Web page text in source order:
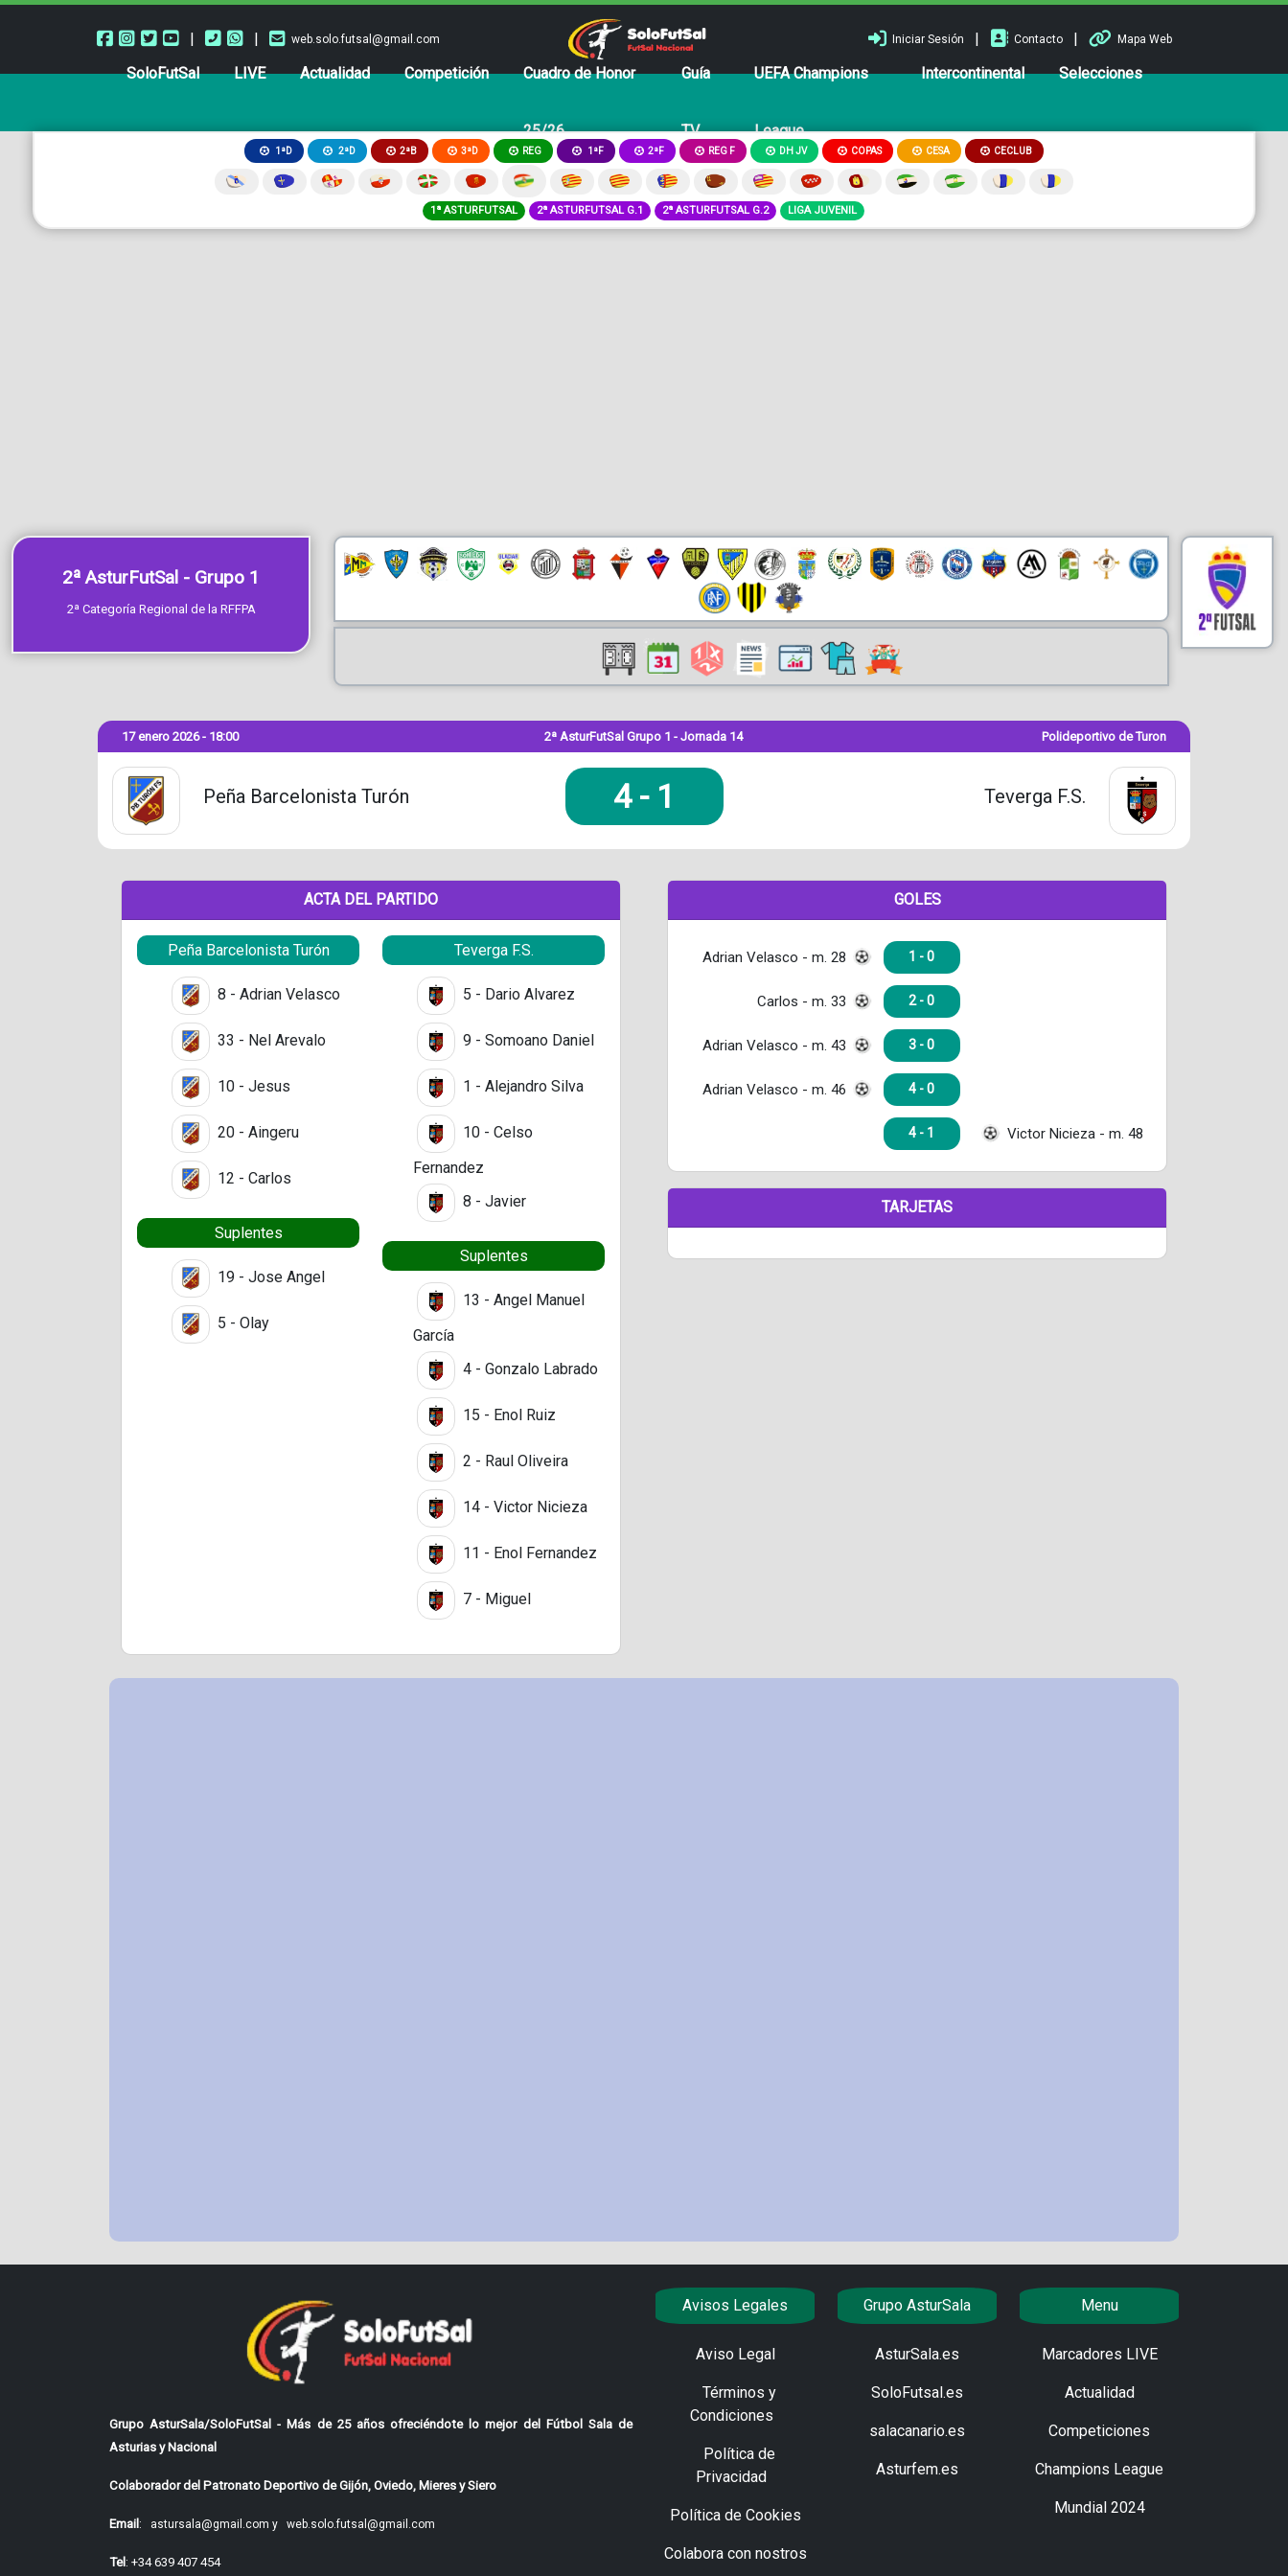
| | web.solo.futsal@gmail.com Iniciar Sesión | Contacto | Mapa Web
SoloFutSal LIVE Actualidad Competición Cuadro de Honor
25/26
Guía
TV
UEFA Champions
League
Intercontinental Selecciones
1ªD 2ªD 2ªB 3ªD REG 1ªF 2ªF REG F DH JV COPAS CESA CECLUB
1ª ASTURFUTSAL 2ª ASTURFUTSAL G.1 2ª ASTURFUTSAL G.2 LIGA JUVENIL
2ª AsturFutSal - Grupo 1
2ª Categoría Regional de la RFFPA
17 enero 2026 - 18:00 2ª AsturFutSal Grupo 1 - Jornada 14 Polideportivo de Turon
Peña Barcelonista Turón 4- 1 Teverga F.S.
ACTA DEL PARTIDO
Peña Barcelonista Turón
8 - Adrian Velasco
33 - Nel Arevalo
10 - Jesus
20 - Aingeru
12 - Carlos
Suplentes
19 - Jose Angel
5 - Olay
Teverga F.S.
5 - Dario Alvarez
9 - Somoano Daniel
1 - Alejandro Silva
10 - Celso
Fernandez
8 - Javier
Suplentes
13 - Angel Manuel
García
4 - Gonzalo Labrado
15 - Enol Ruiz
2 - Raul Oliveira
14 - Victor Nicieza
11 - Enol Fernandez
7 - Miguel
GOLES
Adrian Velasco - m. 28 1 - 0
Carlos - m. 33 2 - 0
Adrian Velasco - m. 43 3 - 0
Adrian Velasco - m. 46 4 - 0
4 - 1 Victor Nicieza - m. 48
TARJETAS
Grupo AsturSala/SoloFutSal - Más de 25 años ofreciéndote lo mejor del Fútbol Sala de
Asturias y Nacional
Colaborador del Patronato Deportivo de Gijón, Oviedo, Mieres y Siero
Email: astursala@gmail.com y web.solo.futsal@gmail.com
Tel: +34 639 407 454
Avisos Legales
Aviso Legal
Términos y
Condiciones
Política de
Privacidad
Política de Cookies
Colabora con nostros
Grupo AsturSala
AsturSala.es
SoloFutsal.es
salacanario.es
Asturfem.es
Menu
Marcadores LIVE
Actualidad
Competiciones
Champions League
Mundial 2024